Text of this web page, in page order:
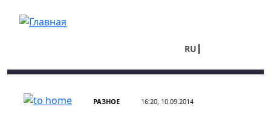
RU
РАЗНОЕ 16:20, 10.09.2014